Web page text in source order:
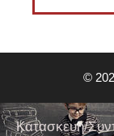
©
Κατασκευή/